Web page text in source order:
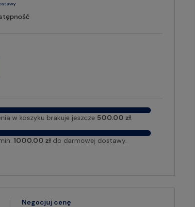
w koszyku brakuje jeszcze 500.00 zł.
1000.00 złdo darmowej dostawy.
Negocjuj cenę